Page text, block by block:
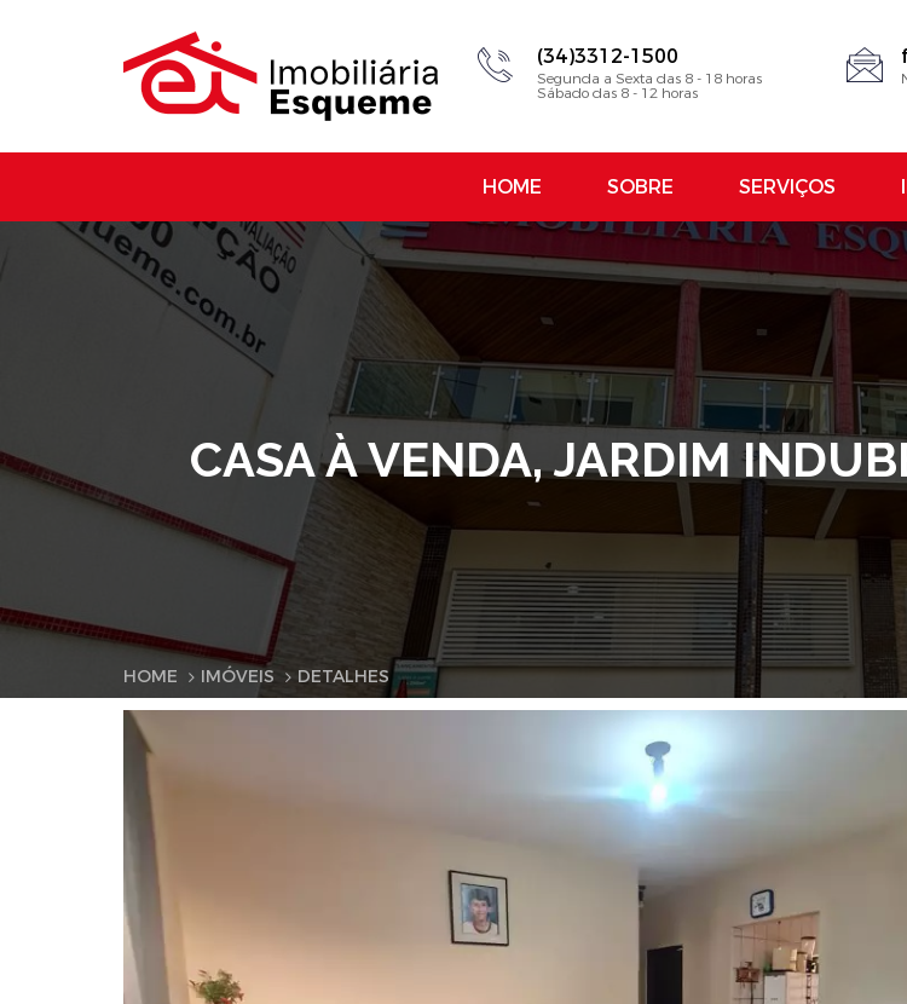
(34)3312-1500
Segunda a Sexta das 8 - 18 horas
Sábado das 8 - 12 horas
HOME SOBRE SERVIÇOS
CASA À VENDA, JARDIM
HOME IMÓVEIS DETALHES